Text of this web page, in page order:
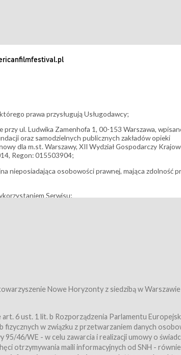
prawa przysługują Usługodawcy;
ul. Ludwika Zamenhofa 1, 00-153 Warszawa,
oraz samodzielnych publicznych zakładów opieki
dla m.st. Warszawy, XII Wydział Gospodarczy
Regon: 015503904;
nieposiadająca osobowości prawnej, mająca zdolność
Serwisu;
i uprawniające do wzięcia udziału w Wydarzeniu,
i uprawniające do wzięcia udziału w Wydarzeniu,
do uczestnictwa w wielu albo w pojedynczych seansach
Nowe Horyzonty z siedzibą w
6 ust. 1 lit. b Rozporządzenia Parlamentu
fizycznych w związku z przetwarzaniem danych
46/WE - w celu zawarcia i realizacji umowy o
otrzymywania maili informacyjnych od SNH -